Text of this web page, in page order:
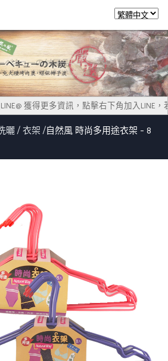
獲得更多資訊，點擊右下角加入LINE，
曬 衣架
自然風 時尚多用途衣架 - 8